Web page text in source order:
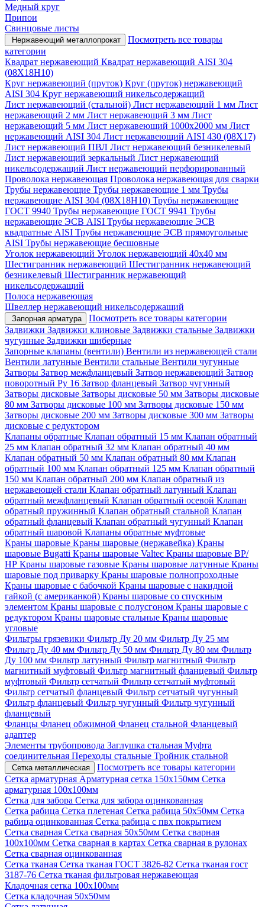
Медный круг
Припои
Свинцовые листы
Нержавеющий металлопрокат
Посмотреть все товары
категории
Квадрат нержавеющий Квадрат нержавеющий AISI 304
(08Х18Н10)
Круг нержавеющий (пруток) Круг (пруток) нержавеющий
AISI 304 Круг нержавеющий никельсодержащий
Лист нержавеющий (стальной) Лист нержавеющий 1 мм Лист
нержавеющий 2 мм Лист нержавеющий 3 мм Лист
нержавеющий 5 мм Лист нержавеющий 1000х2000 мм Лист
нержавеющий AISI 304 Лист нержавеющий AISI 430 (08Х17)
Лист нержавеющий ПВЛ Лист нержавеющий безникелевый
Лист нержавеющий зеркальный Лист нержавеющий
никельсодержащий Лист нержавеющий перфорированный
Проволока нержавеющая Проволока нержавеющая для сварки
Трубы нержавеющие Трубы нержавеющие 1 мм Трубы
нержавеющие AISI 304 (08Х18Н10) Трубы нержавеющие
ГОСТ 9940 Трубы нержавеющие ГОСТ 9941 Трубы
нержавеющие ЭСВ AISI Трубы нержавеющие ЭСВ
квадратные AISI Трубы нержавеющие ЭСВ прямоугольные
AISI Трубы нержавеющие бесшовные
Уголок нержавеющий Уголок нержавеющий 40x40 мм
Шестигранник нержавеющий Шестигранник нержавеющий
безникелевый Шестигранник нержавеющий
никельсодержащий
Полоса нержавеющая
Швеллер нержавеющий никельсодержащий
Запорная арматура
Посмотреть все товары категории
Задвижки Задвижки клиновые Задвижки стальные Задвижки
чугунные Задвижки шиберные
Запорные клапаны (вентили) Вентили из нержавеющей стали
Вентили латунные Вентили стальные Вентили чугунные
Затворы Затвор межфланцевый Затвор нержавеющий Затвор
поворотный Ру 16 Затвор фланцевый Затвор чугунный
Затворы дисковые Затворы дисковые 50 мм Затворы дисковые
80 мм Затворы дисковые 100 мм Затворы дисковые 150 мм
Затворы дисковые 200 мм Затворы дисковые 300 мм Затворы
дисковые с редуктором
Клапаны обратные Клапан обратный 15 мм Клапан обратный
25 мм Клапан обратный 32 мм Клапан обратный 40 мм
Клапан обратный 50 мм Клапан обратный 80 мм Клапан
обратный 100 мм Клапан обратный 125 мм Клапан обратный
150 мм Клапан обратный 200 мм Клапан обратный из
нержавеющей стали Клапан обратный латунный Клапан
обратный межфланцевый Клапан обратный осевой Клапан
обратный пружинный Клапан обратный стальной Клапан
обратный фланцевый Клапан обратный чугунный Клапан
обратный шаровой Клапаны обратные муфтовые
Краны шаровые Краны шаровые (нержавейка) Краны
шаровые Bugatti Краны шаровые Valtec Краны шаровые ВР/
НР Краны шаровые газовые Краны шаровые латунные Краны
шаровые под приварку Краны шаровые полнопроходные
Краны шаровые с бабочкой Краны шаровые с накидной
гайкой (с американкой) Краны шаровые со спускным
элементом Краны шаровые с полусгоном Краны шаровые с
редуктором Краны шаровые стальные Краны шаровые
угловые
Фильтры грязевики Фильтр Ду 20 мм Фильтр Ду 25 мм
Фильтр Ду 40 мм Фильтр Ду 50 мм Фильтр Ду 80 мм Фильтр
Ду 100 мм Фильтр латунный Фильтр магнитный Фильтр
магнитный муфтовый Фильтр магнитный фланцевый Фильтр
муфтовый Фильтр сетчатый Фильтр сетчатый муфтовый
Фильтр сетчатый фланцевый Фильтр сетчатый чугунный
Фильтр фланцевый Фильтр чугунный Фильтр чугунный
фланцевый
Фланцы Фланец обжимной Фланец стальной Фланцевый
адаптер
Элементы трубопровода Заглушка стальная Муфта
соединительная Переходы стальные Тройник стальной
Сетка металлическая
Посмотреть все товары категории
Сетка арматурная Арматурная сетка 150х150мм Сетка
арматурная 100х100мм
Сетка для забора Сетка для забора оцинкованная
Сетка рабица Сетка плетеная Сетка рабица 50х50мм Сетка
рабица оцинкованная Сетка рабица с пвх покрытием
Сетка сварная Сетка сварная 50х50мм Сетка сварная
100х100мм Сетка сварная в картах Сетка сварная в рулонах
Сетка сварная оцинкованная
Сетка тканая Сетка тканая ГОСТ 3826-82 Сетка тканая гост
3187-76 Сетка тканая фильтровая нержавеющая
Кладочная сетка 100х100мм
Сетка кладочная 50х50мм